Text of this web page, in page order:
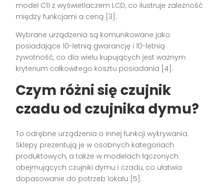
model C11 z wyświetlaczem LCD, co ilustruje zależność
między funkcjami a ceną [3].
Wybrane urządzenia są komunikowane jako
posiadające 10-letnią gwarancję i 10-letnią
żywotność, co dla wielu kupujących jest ważnym
kryterium całkowitego kosztu posiadania [4].
Czym różni się czujnik
czadu od czujnika dymu?
To odrębne urządzenia o innej funkcji wykrywania.
Sklepy prezentują je w osobnych kategoriach
produktowych, a także w modelach łączonych
obejmujących czujniki dymu i czadu, co ułatwia
dopasowanie do potrzeb lokalu [5].